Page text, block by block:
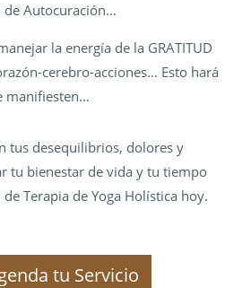
de Autocuración…
la energía de la GRATITUD
cerebro-acciones… Esto hará
manifiesten…
tus desequilibrios, dolores y
tu bienestar de vida y tu tiempo
Terapia de Yoga Holística hoy.
tu Servicio